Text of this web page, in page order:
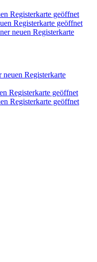
Registerkarte geöffnet
Registerkarte geöffnet
neuen Registerkarte
Registerkarte
Registerkarte geöffnet
Registerkarte geöffnet